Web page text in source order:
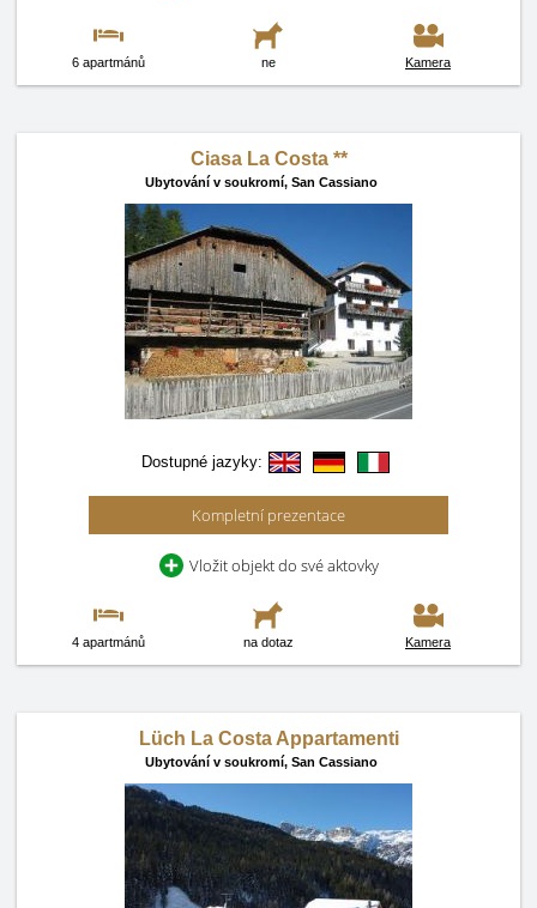
6 apartmánů ne Kamera
Ciasa La Costa **
Ubytování v soukromí, San Cassiano
Dostupné jazyky:
Kompletní prezentace
Vložit objekt do své aktovky
4 apartmánů na dotaz Kamera
Lüch La Costa Appartamenti
Ubytování v soukromí, San Cassiano